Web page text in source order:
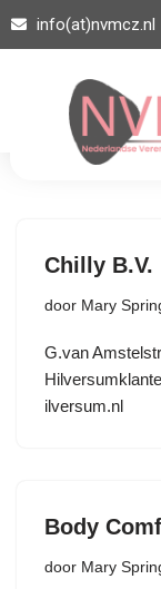
info(at)nvmcz.nl
Chilly B.V.
door Mary
G.van
ilversum.nl
Body
door Mary